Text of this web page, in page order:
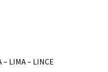
– LIMA – LINCE